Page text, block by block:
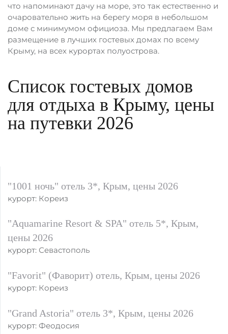
что напоминают дачу на море, это так естественно и
очаровательно жить на берегу моря в небольшом
доме с минимумом официоза. Мы предлагаем Вам
размещение в лучших гостевых домах по всему
Крыму, на всех курортах полуострова.
Список гостевых домов
для отдыха в Крыму, цены
на путевки 2026
"1001 ночь" отель 3*, Крым, цены 2026
курорт: Кореиз
"Aquamarine Resort & SPA" отель 5*, Крым,
цены 2026
курорт: Севастополь
"Favorit" (Фаворит) отель, Крым, цены 2026
курорт: Кореиз
"Grand Astoria" отель 3*, Крым, цены 2026
курорт: Феодосия